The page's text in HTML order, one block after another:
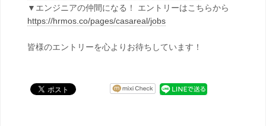
▼エンジニアの仲間になる！ エントリーはこちらから
https://hrmos.co/pages/casareal/jobs
皆様のエントリーを心よりお待ちしています！